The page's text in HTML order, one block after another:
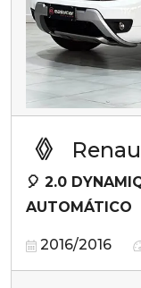
🎈 2.0
AUTOMÁTICO
2016/2016